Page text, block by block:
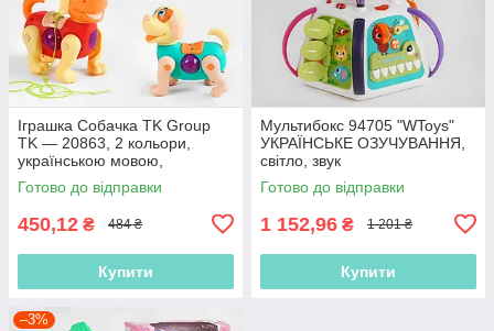
Іграшка Собачка TK Group
TK — 20863, 2 кольори,
українською мовою,
батарейками, звуком,
проєкція
Готово до відправки
450,12 ₴ 484 ₴
Купити
Мультибокс 94705 "WToys"
УКРАЇНСЬКЕ ОЗУЧУВАННЯ,
світло, звук
Готово до відправки
1 152,96 ₴ 1 201 ₴
Купити
–3%